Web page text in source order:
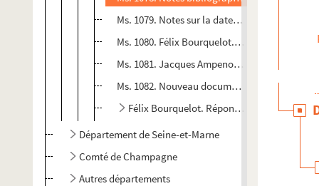
Ms. 1079. Notes sur la date de construction
Ms. 1080. Félix Bourquelot. Lettres à Lebeau
Ms. 1081. Jacques Ampenot. Lettre à Frédéric
Ms. 1082. Nouveau document relatif à
Félix Bourquelot. Réponse à Émile Lefèvre
Département de Seine-et-Marne
Comté de Champagne
Autres départements